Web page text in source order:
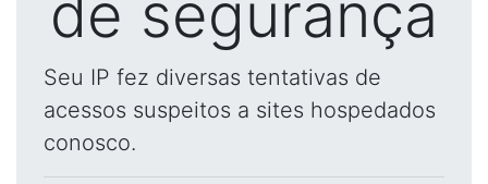
de segurança
Seu IP fez diversas tentativas de
acessos suspeitos a sites hospedados
conosco.